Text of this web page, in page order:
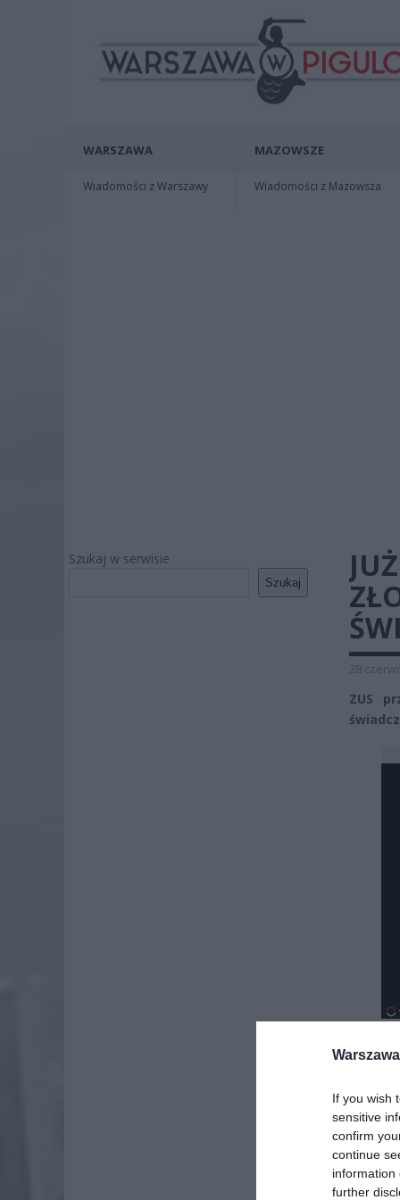
If you wish
sensitive
confirm
continue
information
further
WARSZAWA
Wiadomości z Warszawy
MAZOWSZE
Wiadomości z Mazowsza
Szukaj w serwisie
Szukaj
28
ZUS